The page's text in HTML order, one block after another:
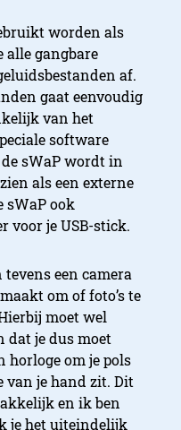
worden als
alle gangbare
af.
gaat eenvoudig
van het
software
sWaP wordt in
als een externe
sWaP ook
voor je USB-stick.
een camera
om of foto’s te
moet wel
dat je dus moet
horloge om je pols
van je hand zit. Dit
en ik ben
je het uiteindelijk